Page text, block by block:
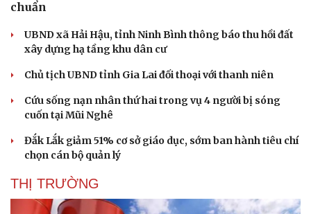
chuẩn
UBND xã Hải Hậu, tỉnh Ninh Bình thông báo thu hồi đất
xây dựng hạ tầng khu dân cư
Chủ tịch UBND tỉnh Gia Lai đối thoại với thanh niên
Cứu sống nạn nhân thứ hai trong vụ 4 người bị sóng
cuốn tại Mũi Nghê
Đắk Lắk giảm 51% cơ sở giáo dục, sớm ban hành tiêu chí
chọn cán bộ quản lý
THỊ TRƯỜNG